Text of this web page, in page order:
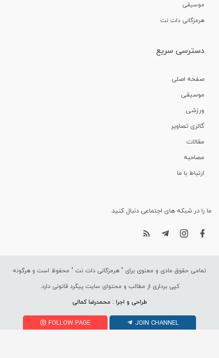
موسیقی
هرمزگانی دات نت
دسترسی سریع
صفحه اصلی
موسیقی
ورزشی
گالری تصاویر
مقالات
مصاحبه
ارتباط با ما
ما را در شبکه های اجتماعی دنبال کنید.
تمامی حقوق مادی و معنوی برای " هرمزگانی دات نت " محفوظ است و هرگونه
کپی برداری از مطالب و محتوای سایت پیگرد قانونی دارد.
طراحی و اجرا : محمدرضا کمالی
FOLLOW PAGE JOIN CHANNEL